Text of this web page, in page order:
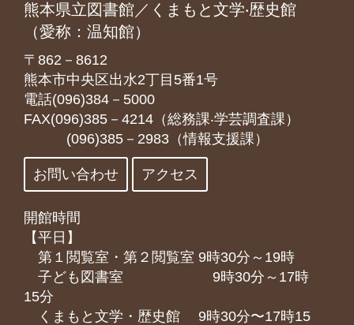
熊本県立図書館／くまもと文学‧歴史館
（愛称：温知館）
〒862－8612
熊本市中央区出水2丁目5番1号
電話(096)384－5000
FAX(096)385－4214（総務課‧学芸調査課）
(096)385－2983（情報支援課）
お問い合わせ アクセス
開館時間
【平日】
第１閲覧室・第２閲覧室 9時30分～19時
子ども図書室 9時30分～17時
15分
くまもと⽂学・歴史館 9時30分〜17時15